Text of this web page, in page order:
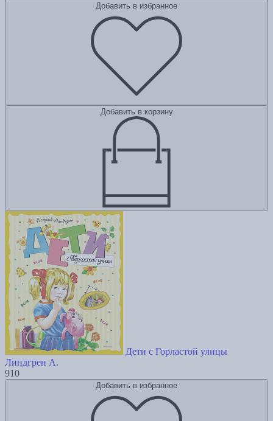
Добавить в избранное
Добавить в корзину
Дети с Горластой улицы
Линдгрен А.
910
Добавить в избранное